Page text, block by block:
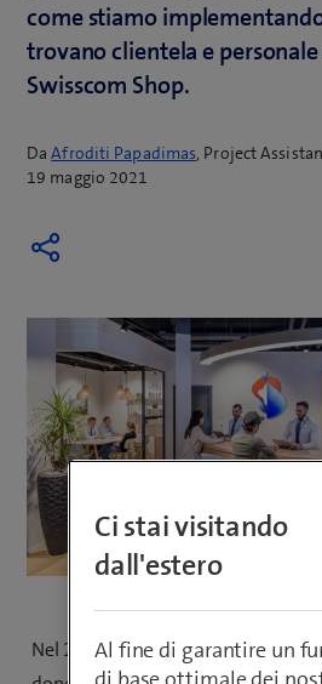
come stiamo
trovano clientela e
Swisscom Shop.
DaAfroditi Papadimas, Project
19 maggio 2021
Nel 2019 abbiamo festeggiato un
Ci stai visitando
dall'estero
Al fine di garantire un